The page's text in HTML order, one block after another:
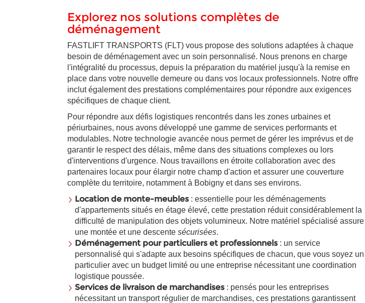
Explorez nos solutions complètes de
déménagement
FASTLIFT TRANSPORTS (FLT) vous propose des solutions adaptées à chaque
besoin de déménagement avec un soin personnalisé. Nous prenons en charge
l'intégralité du processus, depuis la préparation du matériel jusqu'à la remise en
place dans votre nouvelle demeure ou dans vos locaux professionnels. Notre offre
inclut également des prestations complémentaires pour répondre aux exigences
spécifiques de chaque client.
Pour répondre aux défis logistiques rencontrés dans les zones urbaines et
périurbaines, nous avons développé une gamme de services performants et
modulables. Notre technologie avancée nous permet de gérer les imprévus et de
garantir le respect des délais, même dans des situations complexes ou lors
d'interventions d'urgence. Nous travaillons en étroite collaboration avec des
partenaires locaux pour élargir notre champ d'action et assurer une couverture
complète du territoire, notamment à Bobigny et dans ses environs.
Location de monte-meubles : essentielle pour les déménagements
d'appartements situés en étage élevé, cette prestation réduit considérablement la
difficulté de manipulation des objets volumineux. Notre matériel spécialisé assure
une montée et une descentesécurisées.
Déménagement pour particuliers et professionnels : un service
personnalisé qui s'adapte aux besoins spécifiques de chacun, que vous soyez un
particulier avec un budget limité ou une entreprise nécessitant une coordination
logistique poussée.
Services de livraison de marchandises : pensés pour les entreprises
nécessitant un transport régulier de marchandises, ces prestations garantissent